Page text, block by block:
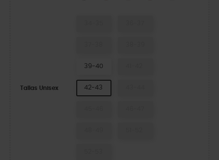
Tallas Unisex
39-40
42-43